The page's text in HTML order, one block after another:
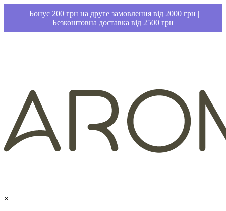
Бонус 200 грн на друге замовлення від 2000 грн |
Безкоштовна доставка від 2500 грн
×